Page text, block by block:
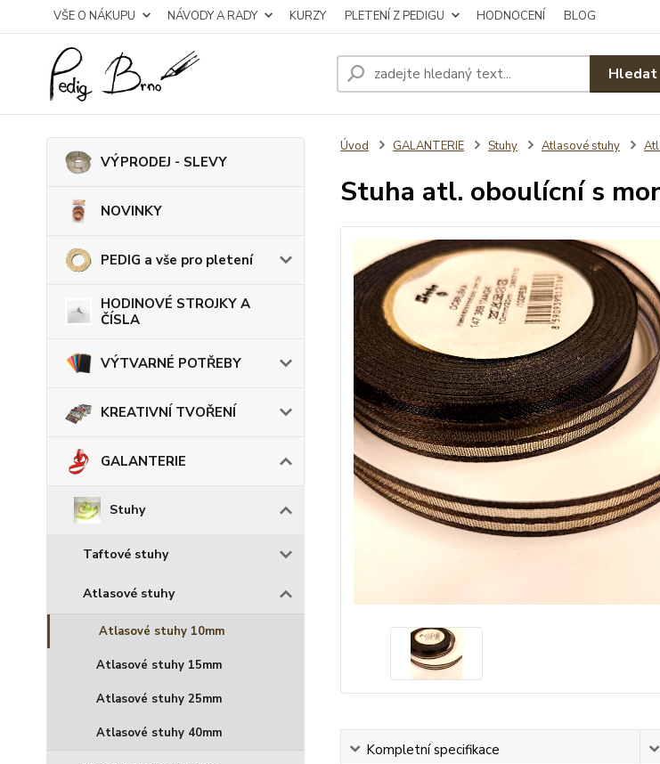
VŠE O NÁKUPU NÁVODY A RADY KURZY PLETENÍ Z PEDIGU HODNOCENÍ BLOG
Hledat
VÝPRODEJ - SLEVY
NOVINKY
PEDIG a vše pro pletení
HODINOVÉ STROJKY A
ČÍSLA
VÝTVARNÉ POTŘEBY
KREATIVNÍ TVOŘENÍ
GALANTERIE
Stuhy
Taftové stuhy
Atlasové stuhy
Atlasové stuhy 10mm
Atlasové stuhy 15mm
Atlasové stuhy 25mm
Atlasové stuhy 40mm
Úvod GALANTERIE Stuhy Atlasové stuhy
Stuha atl. oboulícní s
Kompletní specifikace